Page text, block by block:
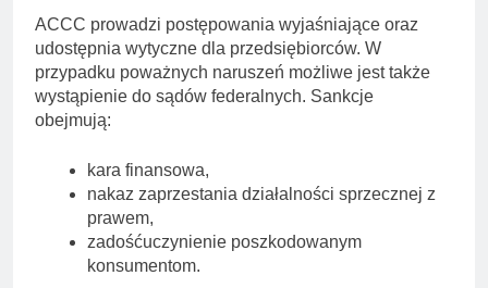
ACCC prowadzi postępowania wyjaśniające oraz
udostępnia wytyczne dla przedsiębiorców. W
przypadku poważnych naruszeń możliwe jest także
wystąpienie do sądów federalnych. Sankcje
obejmują:
kara finansowa,
nakaz zaprzestania działalności sprzecznej z
prawem,
zadośćuczynienie poszkodowanym
konsumentom.